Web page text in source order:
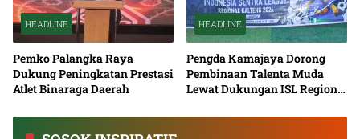
HEADLINE
Pemko Palangka Raya
Dukung Peningkatan Prestasi
Atlet Binaraga Daerah
HEADLINE
Pengda Kamajaya Dorong
Pembinaan Talenta Muda
Lewat Dukungan ISL Regional